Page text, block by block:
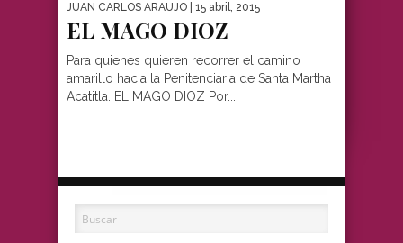
JUAN CARLOS ARAUJO | 15 abril, 2015
EL MAGO DIOZ
Para quienes quieren recorrer el camino
amarillo hacia la Penitenciaria de Santa Martha
Acatitla. EL MAGO DIOZ Por...